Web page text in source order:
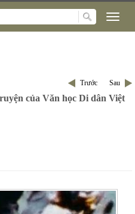
Trước Sau
của Văn học Di dân Việt